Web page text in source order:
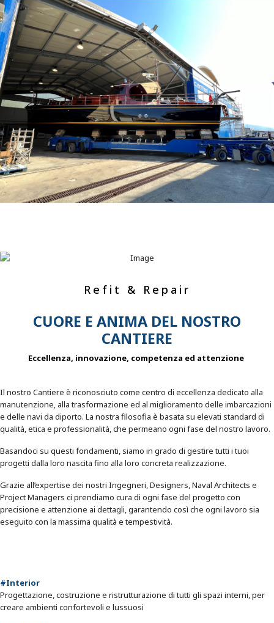
Refit & Repair
CUORE E ANIMA DEL NOSTRO
CANTIERE
Eccellenza, innovazione, competenza ed attenzione
Il nostro Cantiere è riconosciuto come centro di eccellenza dedicato alla
manutenzione, alla trasformazione ed al miglioramento delle imbarcazioni
e delle navi da diporto. La nostra filosofia è basata su elevati standard di
qualità, etica e professionalità, che permeano ogni fase del nostro lavoro.
Basandoci su questi fondamenti, siamo in grado di gestire tutti i tuoi
progetti dalla loro nascita fino alla loro concreta realizzazione.
Grazie all’expertise dei nostri Ingegneri, Designers, Naval Architects e
Project Managers ci prendiamo cura di ogni fase del progetto con
precisione e attenzione ai dettagli, garantendo così che ogni lavoro sia
eseguito con la massima qualità e tempestività.
#Interior
Progettazione, costruzione e ristrutturazione di tutti gli spazi interni, per
creare ambienti confortevoli e lussuosi